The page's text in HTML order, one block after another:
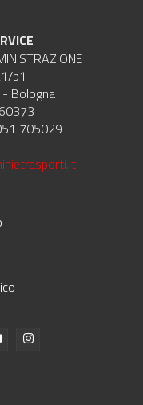
b1
Bologna
705029